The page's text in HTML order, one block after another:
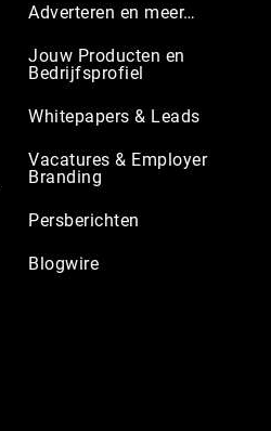
Adverteren en meer…
Jouw Producten en
Bedrijfsprofiel
Whitepapers & Leads
Vacatures & Employer
Branding
Persberichten
Blogwire